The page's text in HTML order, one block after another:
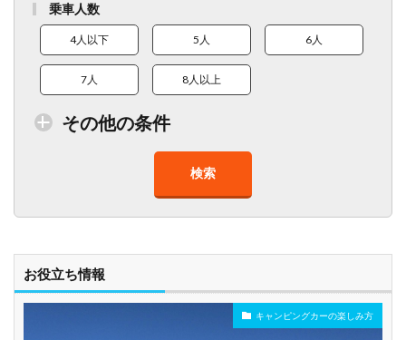
乗車人数
4人以下 5人 6人
7人 8人以上
その他の条件
車椅子対応
検索
お役立ち情報
キャンピングカーの楽しみ方